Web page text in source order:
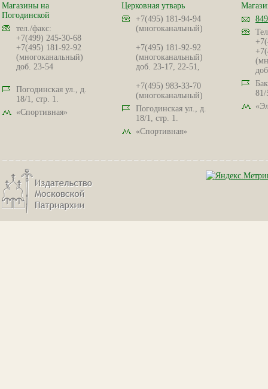
Магазины на
Погодинской
тел./факс:
+7(499) 245-30-68
+7(495) 181-92-92
(многоканальный)
доб. 23-54
Погодинская ул., д.
18/1, стр. 1.
«Спортивная»
Церковная утварь
+7(495) 181-94-94
(многоканальный)
+7(495) 181-92-92
(многоканальный)
доб. 23-17, 22-51,
+7(495) 983-33-70
(многоканальный)
Погодинская ул., д.
18/1, стр. 1.
«Спортивная»
81/